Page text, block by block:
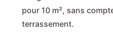
pour 10 m², sans
terrassement.